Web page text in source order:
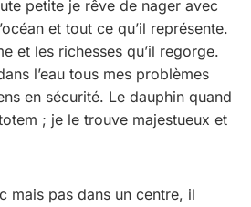
petite je rêve de nager avec
et tout ce qu’il représente.
et les richesses qu’il regorge.
l’eau tous mes problèmes
en sécurité. Le dauphin quand
; je le trouve majestueux et
mais pas dans un centre, il